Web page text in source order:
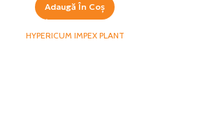
Adaugă În Coș
HYPERICUM IMPEX PLANT